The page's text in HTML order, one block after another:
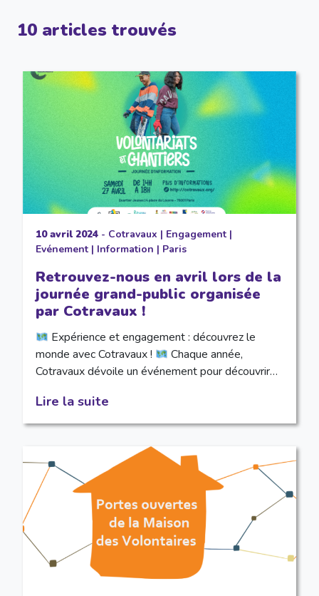
10 articles trouvés
10 avril 2024- Cotravaux | Engagement|
Evénement| Information | Paris
Retrouvez-nous en avril lors de la
journée grand-public organisée
par Cotravaux !
Expérience et engagement : découvrez le
monde avec Cotravaux !
Chaque année,
Cotravaux dévoile un événement pour découvrir…
Lire la suite